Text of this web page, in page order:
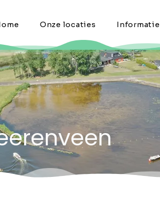
Onze locaties Informatie